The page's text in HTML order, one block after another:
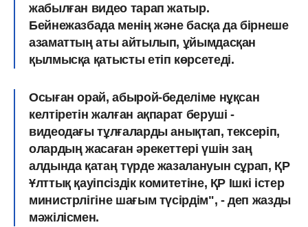
жабылған видео тарап жатыр.
Бейнежазбада менің және басқа да бірнеше
азаматтың аты айтылып, ұйымдасқан
қылмысқа қатысты етіп көрсетеді.
Осыған орай, абырой-беделіме нұқсан
келтіретін жалған ақпарат беруші -
видеодағы тұлғаларды анықтап, тексеріп,
олардың жасаған әрекеттері үшін заң
алдында қатаң түрде жазалануын сұрап, ҚР
Ұлттық қауіпсіздік комитетіне, ҚР Ішкі істер
министрлігіне шағым түсірдім", - деп жазды
мәжілісмен.